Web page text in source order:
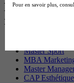
Les
recherchés
Master Sport
MBA
Master
CAP Esthétique
Pour en savoir plus,